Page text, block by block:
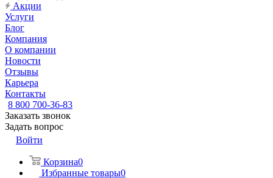
Акции
Услуги
Блог
Компания
О компании
Новости
Отзывы
Карьера
Контакты
8 800 700-36-83
Заказать звонок
Задать вопрос
Войти
Корзина0
Избранные товары0